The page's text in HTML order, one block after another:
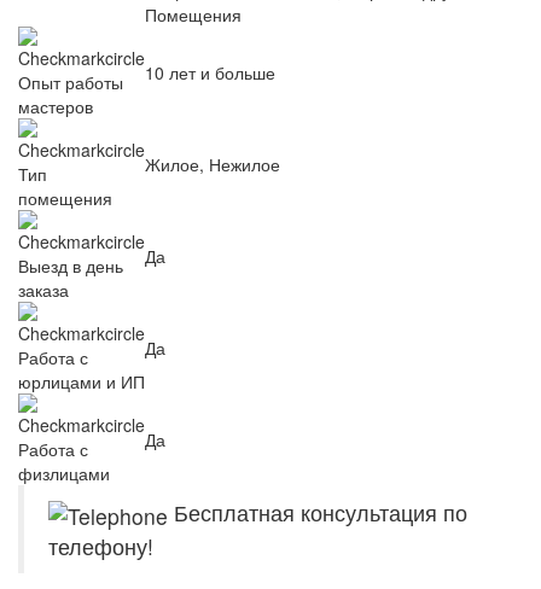
Помещения
Опыт работы
мастеров
10 лет и больше
Тип
помещения
Жилое, Нежилое
Выезд в день
заказа
Да
Работа с
юрлицами и ИП
Да
Работа с
физлицами
Да
Бесплатная консультация по
телефону!